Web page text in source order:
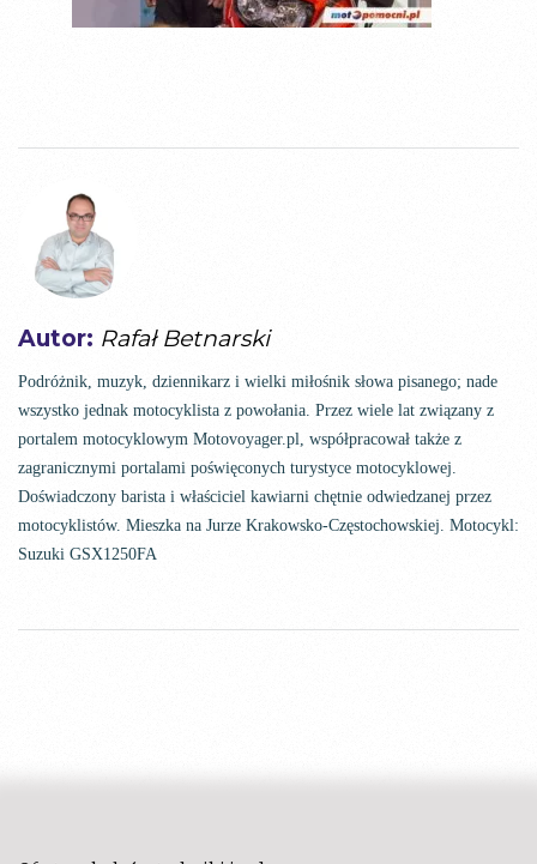
Autor: Rafał Betnarski
Podróżnik, muzyk, dziennikarz i wielki miłośnik słowa pisanego; nade
wszystko jednak motocyklista z powołania. Przez wiele lat związany z
portalem motocyklowym Motovoyager.pl, współpracował także z
zagranicznymi portalami poświęconych turystyce motocyklowej.
Doświadczony barista i właściciel kawiarni chętnie odwiedzanej przez
motocyklistów. Mieszka na Jurze Krakowsko-Częstochowskiej. Motocykl:
Suzuki GSX1250FA